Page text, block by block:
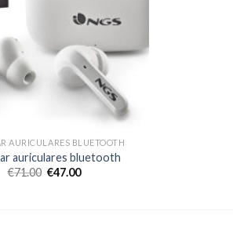
AURICULARES BLUETOOTH
auriculares bluetooth
€71.00 €47.00